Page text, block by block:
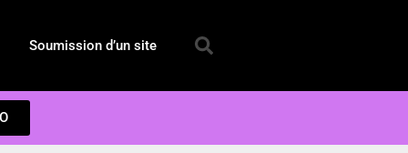
Soumission d’un site